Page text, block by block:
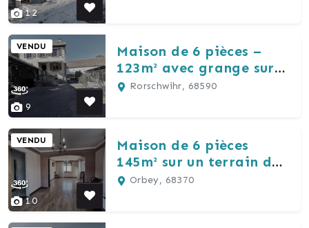
12
9
VENDU
Maison de 6 pièces –
123m² avec grange sur
un terrain de 4,74ares
Rorschwihr, 68590
10
VENDU
Maison de 6 pièces
145m² sur un terrain de
6,21ares
Orbey, 68370